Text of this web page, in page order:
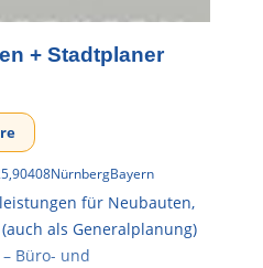
+ Stadtplaner
,90408NürnbergBayern
für Neubauten,
als Generalplanung)
Büro- und